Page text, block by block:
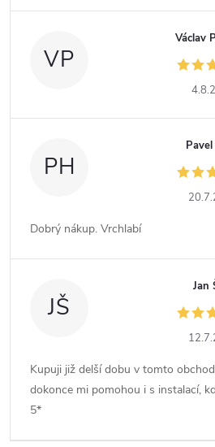
VP
Václav
PH
Dobrý nákup. Vrchlabí
JŠ
Jan
Kupuji již delší dobu v tomto
dokonce mi pomohou i s instalací,
5*